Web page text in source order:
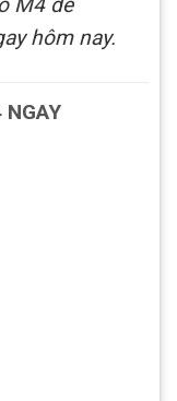
hôm nay.